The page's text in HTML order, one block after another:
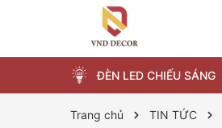
ĐÈN LED CHIẾU SÁNG
Trang chủ TIN TỨC